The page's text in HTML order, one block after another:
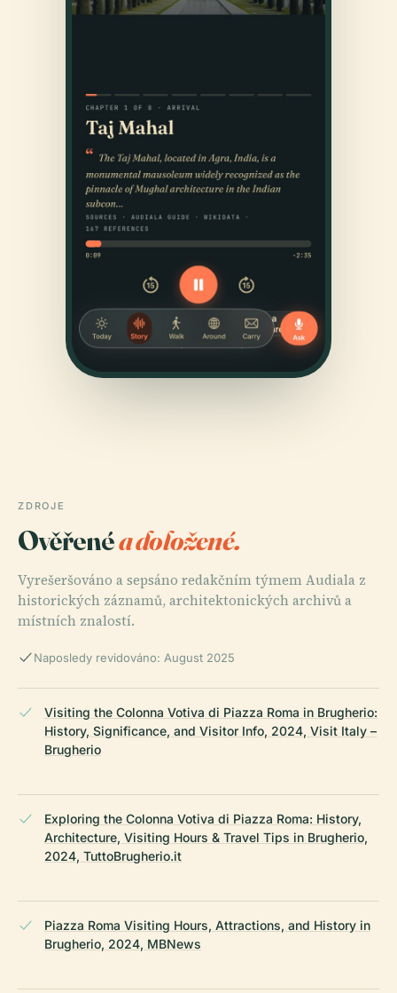
ZDROJE
Ověřenéa doložené.
Vyrešeršováno a sepsáno redakčním týmem Audiala z
historických záznamů, architektonických archivů a
místních znalostí.
Naposledy revidováno: August 2025
Visiting the Colonna Votiva di Piazza Roma in Brugherio:
History, Significance, and Visitor Info, 2024, Visit Italy –
Brugherio
Exploring the Colonna Votiva di Piazza Roma: History,
Architecture, Visiting Hours & Travel Tips in Brugherio,
2024, TuttoBrugherio.it
Piazza Roma Visiting Hours, Attractions, and History in
Brugherio, 2024, MBNews